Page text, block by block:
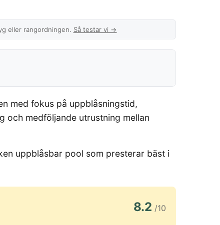
eller rangordningen. Så testar vi →
med fokus på uppblåsningstid,
och medföljande utrustning mellan
uppblåsbar pool som presterar bäst i
8.2 /10